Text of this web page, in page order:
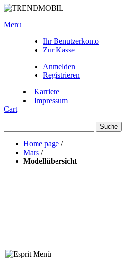
Menu
Ihr Benutzerkonto
Zur Kasse
Anmelden
Registrieren
Karriere
Impressum
Cart
Suche
Home page /
Mars /
Modellübersicht